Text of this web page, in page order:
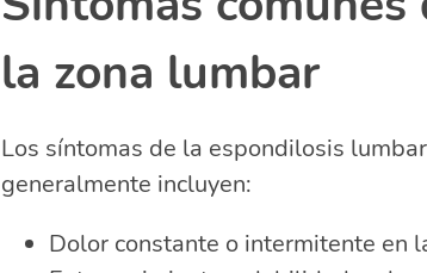
la zona lumbar
Los síntomas de la espondilosis
generalmente incluyen:
Dolor constante o intermitente en